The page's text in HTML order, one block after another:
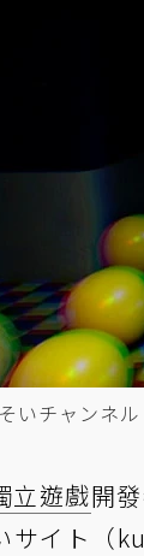
いチャンネル
立遊戲開
サイト（